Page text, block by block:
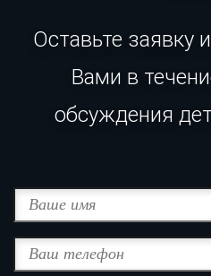
Оставьте
Вами в
обсуждения